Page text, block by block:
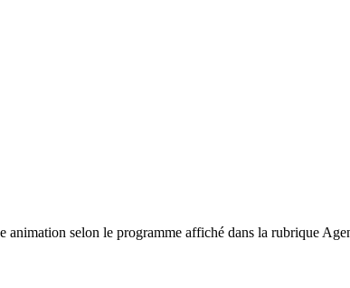
animation selon le programme affiché dans la rubrique